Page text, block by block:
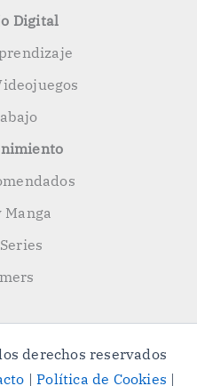
Digital
Manga
derechos reservados
|Política de Cookies |